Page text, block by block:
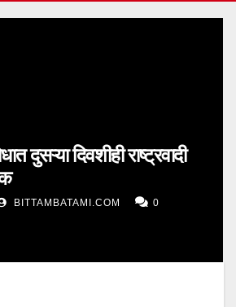
दुसऱ्या दिवशीही राष्ट्रवादी
BITTAMBATAMI.COM 0